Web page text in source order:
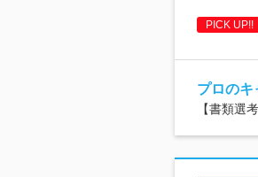
PICK UP!!
プロのキ
【書類選